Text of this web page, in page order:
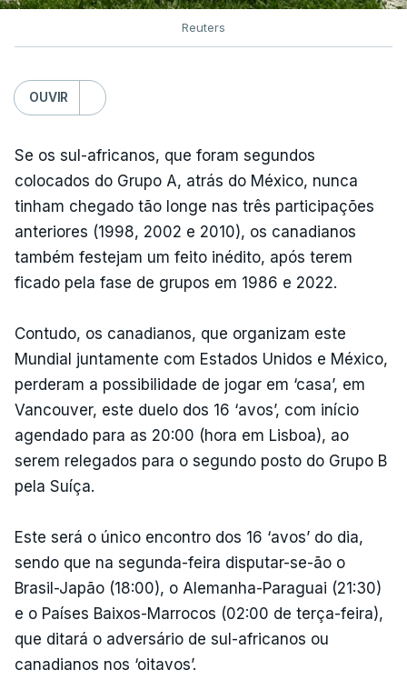
Reuters
OUVIR
Se os sul-africanos, que foram segundos
colocados do Grupo A, atrás do México, nunca
tinham chegado tão longe nas três participações
anteriores (1998, 2002 e 2010), os canadianos
também festejam um feito inédito, após terem
ficado pela fase de grupos em 1986 e 2022.
Contudo, os canadianos, que organizam este
Mundial juntamente com Estados Unidos e México,
perderam a possibilidade de jogar em ‘casa’, em
Vancouver, este duelo dos 16 ‘avos’, com início
agendado para as 20:00 (hora em Lisboa), ao
serem relegados para o segundo posto do Grupo B
pela Suíça.
Este será o único encontro dos 16 ‘avos’ do dia,
sendo que na segunda-feira disputar-se-ão o
Brasil-Japão (18:00), o Alemanha-Paraguai (21:30)
e o Países Baixos-Marrocos (02:00 de terça-feira),
que ditará o adversário de sul-africanos ou
canadianos nos ‘oitavos’.